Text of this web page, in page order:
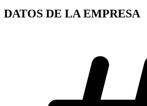
DATOS DE LA EMPRESA